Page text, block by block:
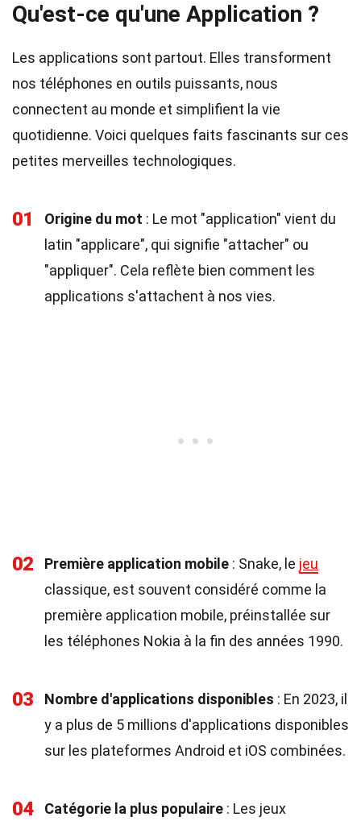
Qu'est-ce qu'une Application ?
Les applications sont partout. Elles transforment
nos téléphones en outils puissants, nous
connectent au monde et simplifient la vie
quotidienne. Voici quelques faits fascinants sur ces
petites merveilles technologiques.
01 Origine du mot : Le mot "application" vient du
latin "applicare", qui signifie "attacher" ou
"appliquer". Cela reflète bien comment les
applications s'attachent à nos vies.
02 Première application mobile : Snake, le jeu
classique, est souvent considéré comme la
première application mobile, préinstallée sur
les téléphones Nokia à la fin des années 1990.
03 Nombre d'applications disponibles : En 2023, il
y a plus de 5 millions d'applications disponibles
sur les plateformes Android et iOS combinées.
04 Catégorie la plus populaire : Les jeux